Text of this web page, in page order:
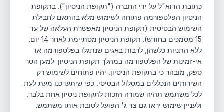
כתובת הדוא"ל על ידי החברה ("תקופת הניסיון"). בתקופת
הניסיון הפלטפורמה פתוחה לשימוש מלא בהתאם לחבילת
השימוש הבסיסית (תקופת הניסיון מאפשרת העלאה של עד
15 מסמכים בחודש). תקופת הניסיון מסתיימת לאחר 14 יום,
ללא התניות כלשהן, לרבות באגים שנתגלו בפלטפורמה או
אי-זמינות של הפלטפורמה במהלך תקופת הניסיון. למען הסר
ספק, מובהר כי בתקופת הניסיון, יהיו פתוחים לשימוש רק
השירותים הנכללים במסלול הבסיסי, כפי שיתעדכנו מעת לעת.
לכל משתמש תהיה שמורה הזכות לתקופת ניסיון אחת בלבד,
ולעניין שימוש יראו גם צד ג' הפועל לטובת אותו משתמש.